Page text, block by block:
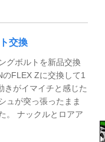
交換
グボルトを新品交換
FLEX Zに交換して1
きがイマイチと感じた
ュが突っ張ったまま
。 ナックルとロアア